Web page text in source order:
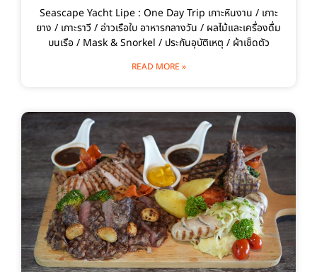
Seascape Yacht Lipe : One Day Trip เกาะหินงาน / เกาะ
ยาง / เกาะราวี / อ่าวเรือใบ อาหารกลางวัน / ผลไม้และเครื่องดื่ม
บนเรือ / Mask & Snorkel / ประกันอุบัติเหตุ / ผ้าเช็ดตัว
READ MORE »